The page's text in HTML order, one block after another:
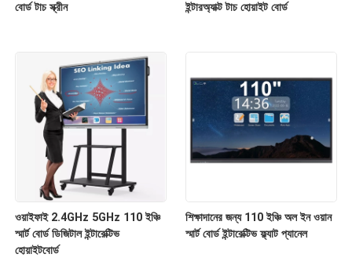
বোর্ড টাচ স্ক্রীন
ইন্টারঅ্যাক্ট টাচ হোয়াইট বোর্ড
ওয়াইফাই 2.4GHz 5GHz 110 ইঞ্চি
স্মার্ট বোর্ড ডিজিটাল ইন্টারেক্টিভ
হোয়াইটবোর্ড
শিক্ষাদানের জন্য 110 ইঞ্চি অল ইন ওয়ান
স্মার্ট বোর্ড ইন্টারেক্টিভ ফ্ল্যাট প্যানেল